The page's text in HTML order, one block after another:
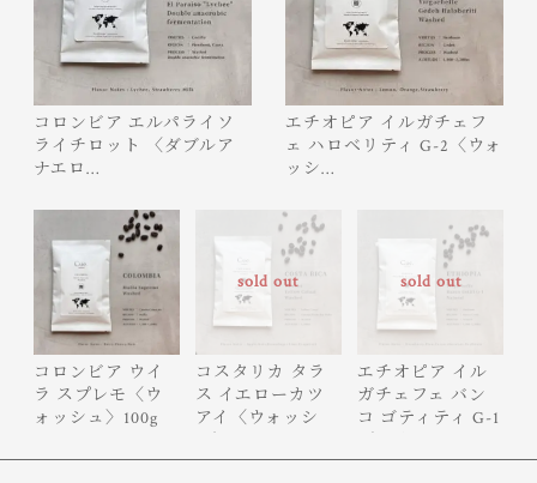
コロンビア エルパライソ
ライチロット 〈ダブルア
ナエロ…
エチオピア イルガチェフ
ェ ハロベリティ G-2〈ウォ
ッシ…
コロンビア ウイ
ラ スプレモ〈ウ
ォッシュ〉100g
sold out
コスタリカ タラ
ス イエローカツ
アイ〈ウォッシ
sold out
エチオピア イル
ガチェフェ バン
コ ゴティティ G-1